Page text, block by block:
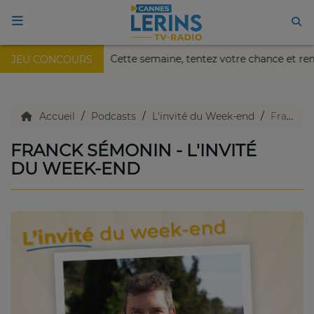
JEU CONCOURS
Nikaïa de Nice ! Cette semaine, tentez votre chance
TV en direct
Replay TV
Emissions Radio
Emissions TV
Accueil Podcasts L'invité du Week-end Franck Sémonin - L'invité du week-end
FRANCK SÉMONIN - L'INVITÉ
DU WEEK-END